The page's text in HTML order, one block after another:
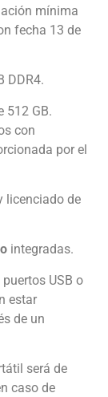
mínima
fecha 13 de
DDR4.
512 GB.
con
por el
licenciado de
integradas.
USB o
estar
de un
será de
caso de